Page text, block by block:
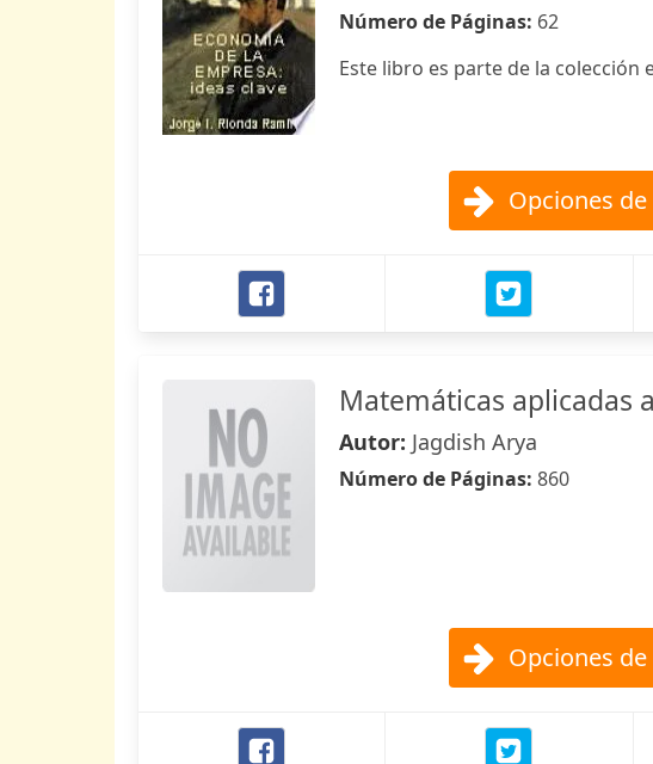
Número de Páginas: 62
Este libro es parte de la colección
Opciones
Matemáticas aplicadas
Autor: Jagdish Arya
Número de Páginas: 860
Opciones